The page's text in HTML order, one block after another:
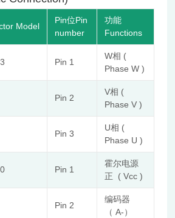
Model
Pin位Pin
number
功能
Functions
Pin 1
W相 (
Phase W )
Pin 2
V相 (
Phase V )
Pin 3
U相 (
Phase U )
Pin 1
霍尔电源
正 ( Vcc )
Pin 2
编码器
（ A-）